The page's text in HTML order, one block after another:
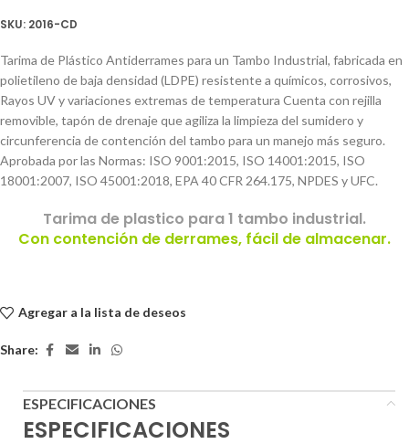
SKU: 2016-CD
Tarima de Plástico Antiderrames para un Tambo Industrial, fabricada en
polietileno de baja densidad (LDPE) resistente a químicos, corrosivos,
Rayos UV y variaciones extremas de temperatura Cuenta con rejilla
removible, tapón de drenaje que agiliza la limpieza del sumidero y
circunferencia de contención del tambo para un manejo más seguro.
Aprobada por las Normas: ISO 9001:2015, ISO 14001:2015, ISO
18001:2007, ISO 45001:2018, EPA 40 CFR 264.175, NPDES y UFC.
Tarima de plastico para 1 tambo industrial.
Con contención de derrames, fácil de almacenar.
Agregar a la lista de deseos
Share:
ESPECIFICACIONES
ESPECIFICACIONES